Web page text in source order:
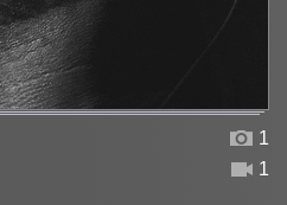
1
1